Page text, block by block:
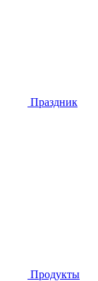
Праздник
Продукты